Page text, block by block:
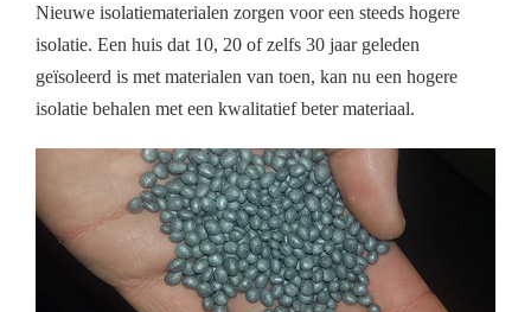
Nieuwe isolatiematerialen zorgen voor een steeds hogere
isolatie. Een huis dat 10, 20 of zelfs 30 jaar geleden
geïsoleerd is met materialen van toen, kan nu een hogere
isolatie behalen met een kwalitatief beter materiaal.